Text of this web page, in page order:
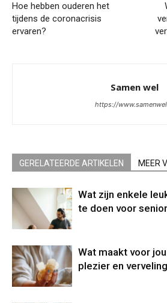
Hoe hebben ouderen het
tijdens de coronacrisis
ervaren?
Samen wel
https://
GERELATEERDE ARTIKELEN MEER
Wat zijn enkele
te doen voor
Wat maakt voor
plezier en